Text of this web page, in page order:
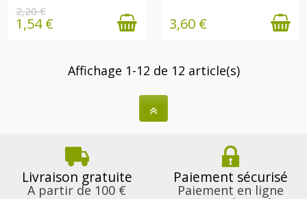
2,20 €
1,54 € 3,60 €
Affichage 1-12 de 12 article(s)
Livraison gratuite
A partir de 100 €
Paiement sécurisé
Paiement en ligne